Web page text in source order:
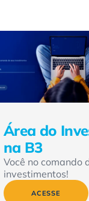
Área do
na B3
Você no comando
investimentos!
ACESSE